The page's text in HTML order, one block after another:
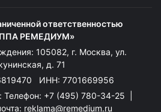
ответственностью
РЕМЕДИУМ»
105082, г. Москва, ул.
д. 71
ИНН: 7701669956
Телефон: +7 (495) 780-34-25
reklama@remedium.ru